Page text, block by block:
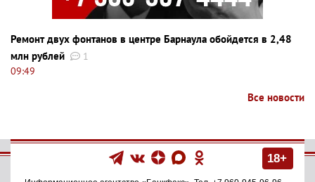
Ремонт двух фонтанов в центре Барнаула обойдется в 2,48
млн рублей
1
09:49
Все новости
18+